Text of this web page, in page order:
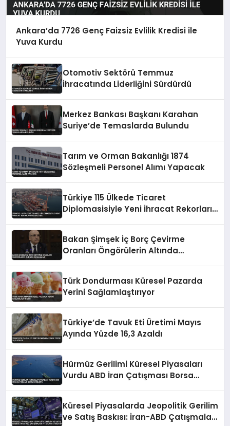
Ankara’da 7726 Genç Faizsiz Evlilik Kredisi ile
Yuva Kurdu
Otomotiv Sektörü Temmuz
İhracatında Liderliğini Sürdürdü
Merkez Bankası Başkanı Karahan
Suriye’de Temaslarda Bulundu
Tarım ve Orman Bakanlığı 1874
Sözleşmeli Personel Alımı Yapacak
Türkiye 115 Ülkede Ticaret
Diplomasisiyle Yeni İhracat Rekorları
Bakan Şimşek İç Borç Çevirme
Oranları Öngörülerin Altında
Türk Dondurması Küresel Pazarda
Yerini Sağlamlaştırıyor
Türkiye’de Tavuk Eti Üretimi Mayıs
Ayında Yüzde 16,3 Azaldı
Hürmüz Gerilimi Küresel Piyasaları
Vurdu ABD İran Çatışması Borsa
Küresel Piyasalarda Jeopolitik Gerilim
ve Satış Baskısı: İran-ABD Çatışmaları